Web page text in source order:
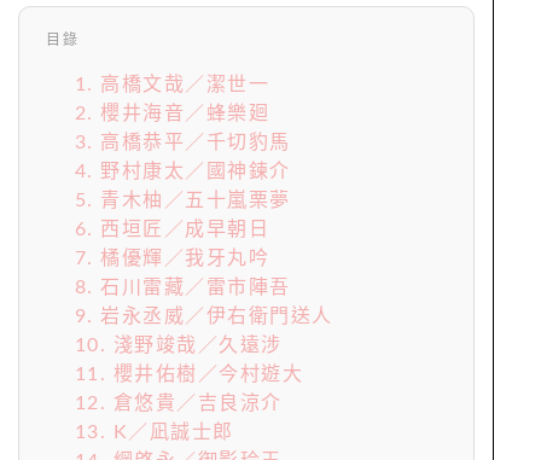
目錄
1. 高橋文哉／潔世一
2. 櫻井海音／蜂樂廻
3. 高橋恭平／千切豹馬
4. 野村康太／國神鍊介
5. 青木柚／五十嵐栗夢
6. 西垣匠／成早朝日
7. 橘優輝／我牙丸吟
8. 石川雷藏／雷市陣吾
9. 岩永丞威／伊右衛門送人
10. 淺野竣哉／久遠涉
11. 櫻井佑樹／今村遊大
12. 倉悠貴／吉良涼介
13. K／凪誠士郎